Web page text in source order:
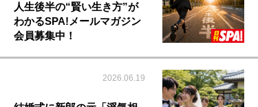
人生後半の“賢い生き方”が
わかるSPA!メールマガジン
会員募集中！
2026.06.19